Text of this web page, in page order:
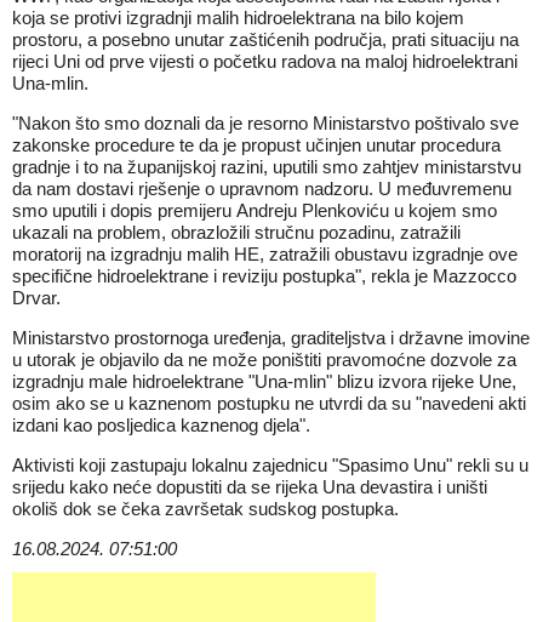
koja se protivi izgradnji malih hidroelektrana na bilo kojem
prostoru, a posebno unutar zaštićenih područja, prati situaciju na
rijeci Uni od prve vijesti o početku radova na maloj hidroelektrani
Una-mlin.
"Nakon što smo doznali da je resorno Ministarstvo poštivalo sve
zakonske procedure te da je propust učinjen unutar procedura
gradnje i to na županijskoj razini, uputili smo zahtjev ministarstvu
da nam dostavi rješenje o upravnom nadzoru. U međuvremenu
smo uputili i dopis premijeru Andreju Plenkoviću u kojem smo
ukazali na problem, obrazložili stručnu pozadinu, zatražili
moratorij na izgradnju malih HE, zatražili obustavu izgradnje ove
specifične hidroelektrane i reviziju postupka", rekla je Mazzocco
Drvar.
Ministarstvo prostornoga uređenja, graditeljstva i državne imovine
u utorak je objavilo da ne može poništiti pravomoćne dozvole za
izgradnju male hidroelektrane "Una-mlin" blizu izvora rijeke Une,
osim ako se u kaznenom postupku ne utvrdi da su "navedeni akti
izdani kao posljedica kaznenog djela".
Aktivisti koji zastupaju lokalnu zajednicu "Spasimo Unu" rekli su u
srijedu kako neće dopustiti da se rijeka Una devastira i uništi
okoliš dok se čeka završetak sudskog postupka.
16.08.2024. 07:51:00